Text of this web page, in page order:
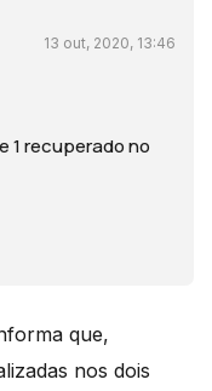
13 out, 2020, 13:46
1 recuperado no
que,
nos dois